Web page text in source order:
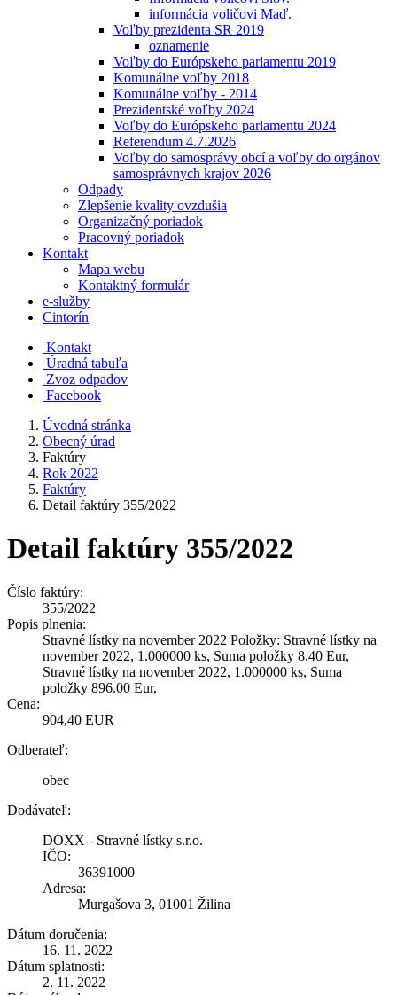
informácia voličovi Maď.
Voľby prezidenta SR 2019
oznamenie
Voľby do Európskeho parlamentu 2019
Komunálne voľby 2018
Komunálne voľby - 2014
Prezidentské voľby 2024
Voľby do Európskeho parlamentu 2024
Referendum 4.7.2026
Voľby do samosprávy obcí a voľby do orgánov
samosprávnych krajov 2026
Odpady
Zlepšenie kvality ovzdušia
Organizačný poriadok
Pracovný poriadok
Kontakt
Mapa webu
Kontaktný formulár
e-služby
Cintorín
Kontakt
Úradná tabuľa
Zvoz odpadov
Facebook
Úvodná stránka
Obecný úrad
Faktúry
Rok 2022
Faktúry
Detail faktúry 355/2022
Detail faktúry 355/2022
Číslo faktúry:
355/2022
Popis plnenia:
Stravné lístky na november 2022 Položky: Stravné lístky na
november 2022, 1.000000 ks, Suma položky 8.40 Eur,
Stravné lístky na november 2022, 1.000000 ks, Suma
položky 896.00 Eur,
Cena:
904,40 EUR
Odberateľ:
obec
Dodávateľ:
DOXX - Stravné lístky s.r.o.
IČO:
36391000
Adresa:
Murgašova 3, 01001 Žilina
Dátum doručenia:
16. 11. 2022
Dátum splatnosti:
2. 11. 2022